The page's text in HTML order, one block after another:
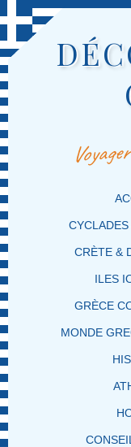
MENU PRINCIPAL
MASQUER LA
MASQUER LA
CRÈTE &
ILES
GRÈCE
MONDE